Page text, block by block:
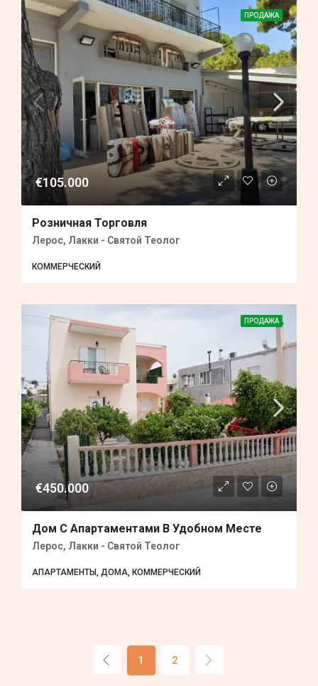
ПРОДАЖА
€105.000
Розничная Торговля
Лерос, Лакки - Святой Теолог
КОММЕРЧЕСКИЙ
ПРОДАЖА
€450.000
Дом С Апартаментами В Удобном Месте
Лерос, Лакки - Святой Теолог
АПАРТАМЕНТЫ, ДОМА, КОММЕРЧЕСКИЙ
1 2